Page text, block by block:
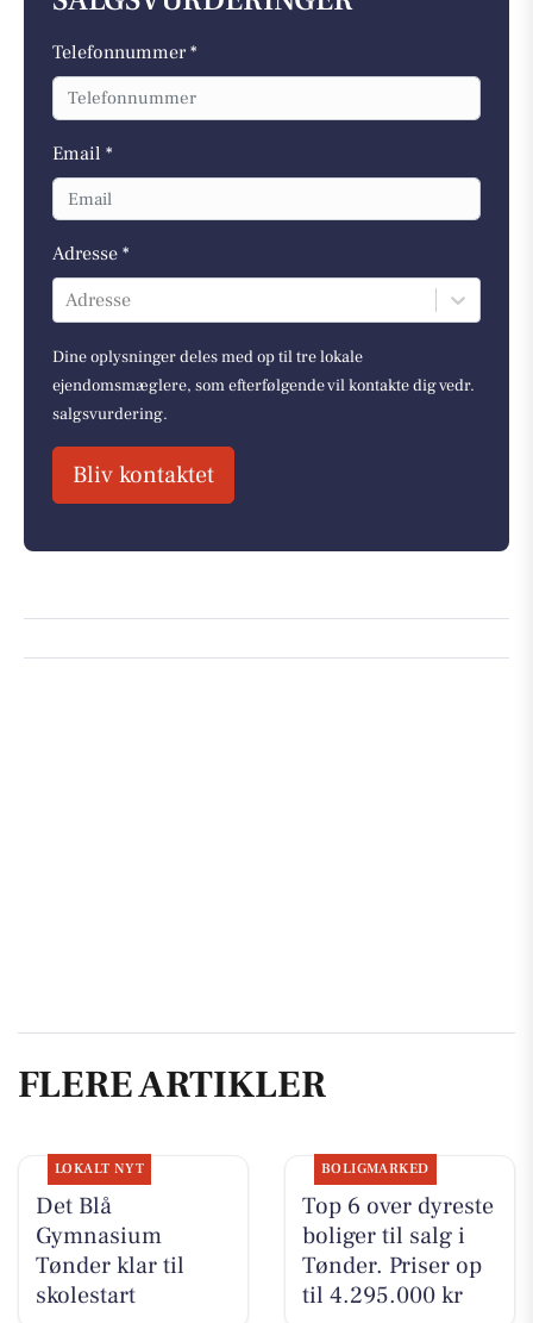
Telefonnummer *
Email *
Adresse *
Adresse
Dine oplysninger deles med op til tre lokale
ejendomsmæglere, som efterfølgende vil kontakte dig vedr.
salgsvurdering.
Bliv kontaktet
FLERE ARTIKLER
LOKALT NYT
Det Blå
Gymnasium
Tønder klar til
skolestart
BOLIGMARKED
Top 6 over dyreste
boliger til salg i
Tønder. Priser op
til 4.295.000 kr